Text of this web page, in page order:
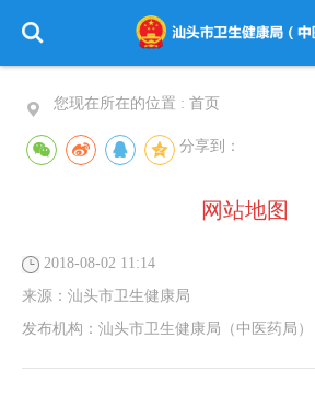
您现在所在的位置 : 首页
分享到：
网站地图
2018-08-02 11:14
来源： 汕头市卫生健康局
发布机构： 汕头市卫生健康局（中医药局）